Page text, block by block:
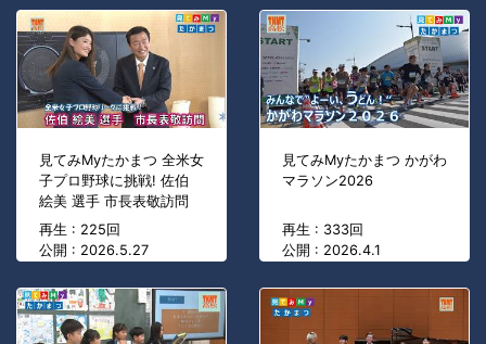
見てみMyたかまつ 全米女
子プロ野球に挑戦! 佐伯
絵美 選手 市長表敬訪問
再生 : 225回
公開 : 2026.5.27
見てみMyたかまつ かがわ
マラソン2026
再生 : 333回
公開 : 2026.4.1